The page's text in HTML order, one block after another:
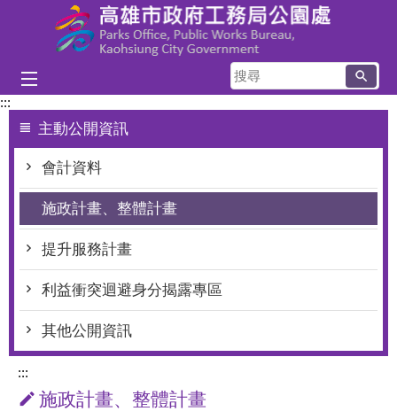
跳到主要內容區塊
搜
尋
:::
主動公開資訊
會計資料
施政計畫、整體計畫
提升服務計畫
利益衝突迴避身分揭露專區
其他公開資訊
:::
施政計畫、整體計畫